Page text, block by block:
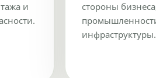
и
стороны
инфраструктуры.